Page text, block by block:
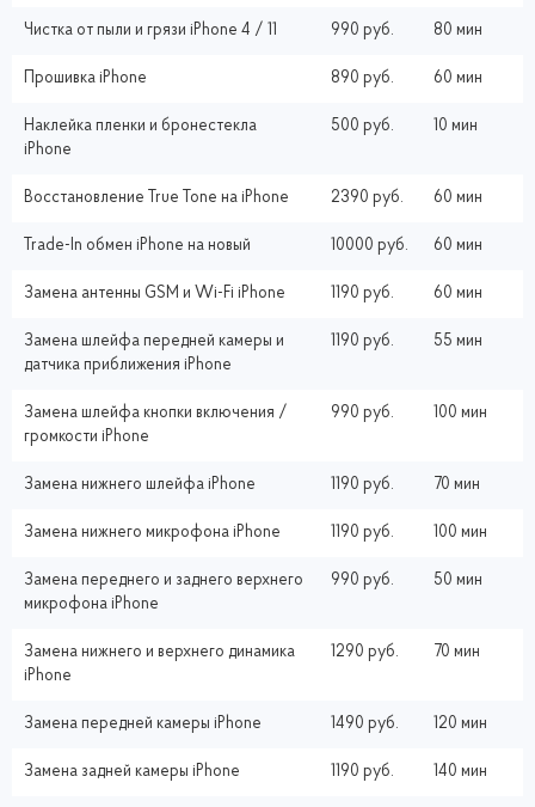
Чистка от пыли и грязи iPhone 4 / 11 990 руб. 80 мин
Прошивка iPhone 890 руб. 60 мин
Наклейка пленки и бронестекла
iPhone
500 руб. 10 мин
Восстановление True Tone на iPhone 2390 руб. 60 мин
Trade-In обмен iPhone на новый 10000 руб. 60 мин
Замена антенны GSM и Wi-Fi iPhone 1190 руб. 60 мин
Замена шлейфа передней камеры и
датчика приближения iPhone
1190 руб. 55 мин
Замена шлейфа кнопки включения /
громкости iPhone
990 руб. 100 мин
Замена нижнего шлейфа iPhone 1190 руб. 70 мин
Замена нижнего микрофона iPhone 1190 руб. 100 мин
Замена переднего и заднего верхнего
микрофона iPhone
990 руб. 50 мин
Замена нижнего и верхнего динамика
iPhone
1290 руб. 70 мин
Замена передней камеры iPhone 1490 руб. 120 мин
Замена задней камеры iPhone 1190 руб. 140 мин